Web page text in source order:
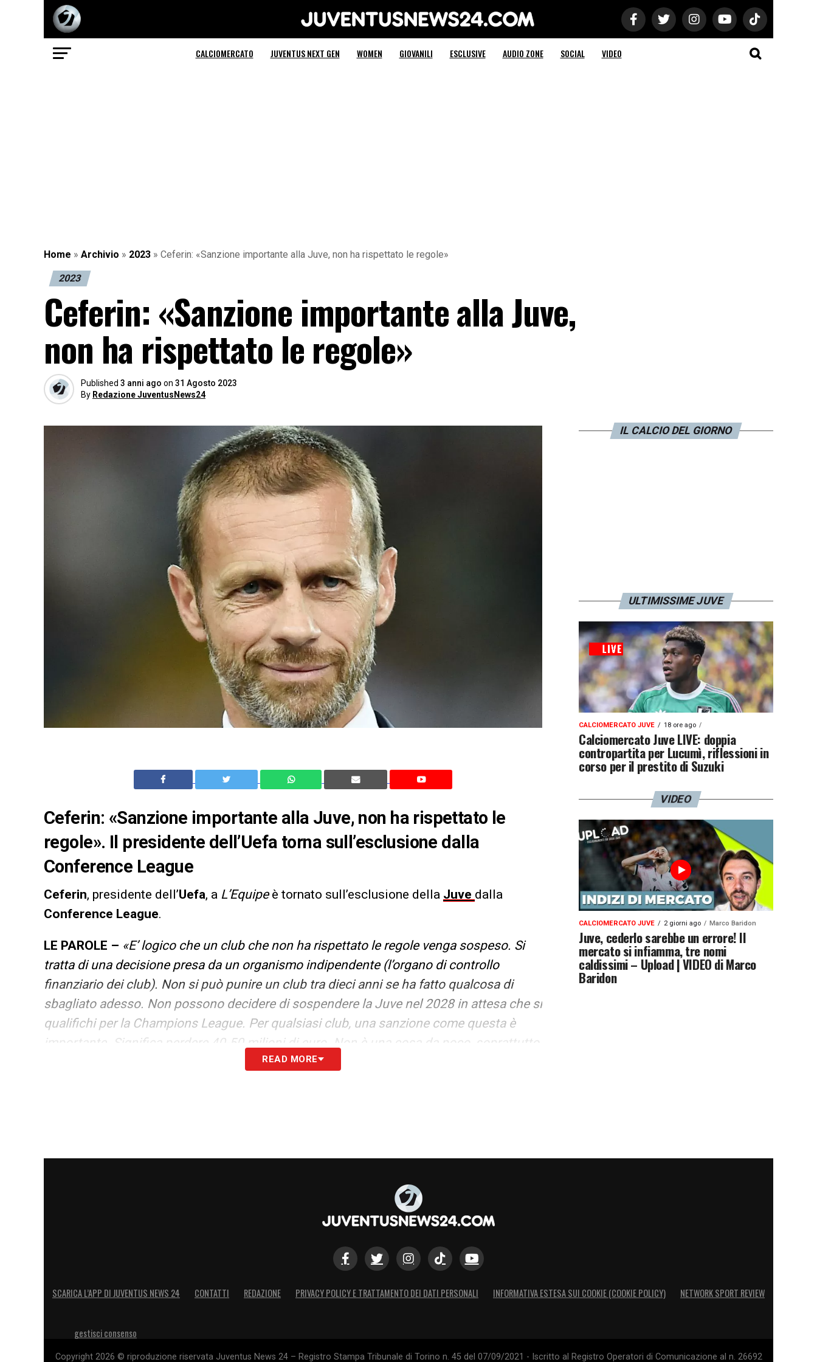
Juventus News 24
CALCIOMERCATO JUVENTUS NEXT GEN WOMEN GIOVANILI ESCLUSIVE AUDIO ZONE SOCIAL VIDEO
Home » Archivio » 2023 » Ceferin: «Sanzione importante alla Juve, non ha rispettato le regole»
2023
Ceferin: «Sanzione importante alla Juve,
non ha rispettato le regole»
Published 3 anni ago on 31 Agosto 2023
By Redazione JuventusNews24
Ceferin: «Sanzione importante alla Juve, non ha rispettato le
regole». Il presidente dell’Uefa torna sull’esclusione dalla
Conference League
Ceferin, presidente dell’Uefa, a L’Equipeè tornato sull’esclusione della Juve dalla
Conference League.
LE PAROLE – «E’ logico che un club che non ha rispettato le regole venga sospeso. Si
tratta di una decisione presa da un organismo indipendente (l’organo di controllo
finanziario dei club). Non si può punire un club tra dieci anni se ha fatto qualcosa di
sbagliato adesso. Non possono decidere di sospendere la Juve nel 2028 in attesa che si
qualifichi per la Champions League. Per qualsiasi club, una sanzione come questa è
importante. Significa perdere 40-50 milioni di euro. Non è una cosa da poco, soprattutto
se si tratta di un club in gravi difficoltà finanziarie»
READ MORE
IL CALCIO DEL GIORNO
ULTIMISSIME JUVE
CALCIOMERCATO JUVE 18 ore ago
Calciomercato Juve LIVE: doppia
contropartita per Lucumì, riflessioni in
corso per il prestito di Suzuki
VIDEO
CALCIOMERCATO JUVE 2 giorni ago Marco Baridon
Juve, cederlo sarebbe un errore! Il
mercato si infiamma, tre nomi
caldissimi – Upload | VIDEO di Marco
Baridon
SCARICA L’APP DI JUVENTUS NEWS 24 CONTATTI REDAZIONE PRIVACY POLICY E TRATTAMENTO DEI DATI PERSONALI INFORMATIVA ESTESA SUI COOKIE (COOKIE POLICY) NETWORK SPORT REVIEW
gestisci consenso
Copyright 2026 © riproduzione riservata Juventus News 24 – Registro Stampa Tribunale di Torino n. 45 del 07/09/2021 - Iscritto al Registro Operatori di Comunicazione al n. 26692